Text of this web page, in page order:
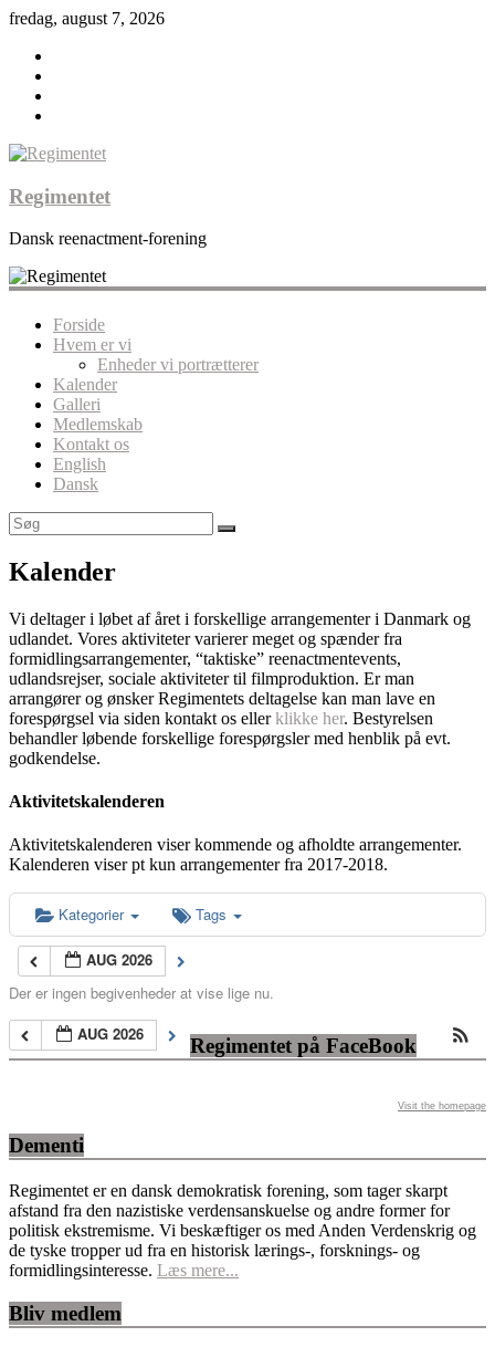
fredag, august 7, 2026
Regimentet
Dansk reenactment-forening
Forside
Hvem er vi
Enheder vi portrætterer
Kalender
Galleri
Medlemskab
Kontakt os
English
Dansk
Kalender
Vi deltager i løbet af året i forskellige arrangementer i Danmark og
udlandet. Vores aktiviteter varierer meget og spænder fra
formidlingsarrangementer, “taktiske” reenactmentevents,
udlandsrejser, sociale aktiviteter til filmproduktion. Er man
arrangører og ønsker Regimentets deltagelse kan man lave en
forespørgsel via siden kontakt os ellerklikke her. Bestyrelsen
behandler løbende forskellige forespørgsler med henblik på evt.
godkendelse.
Aktivitetskalenderen
Aktivitetskalenderen viser kommende og afholdte arrangementer.
Kalenderen viser pt kun arrangementer fra 2017-2018.
Kategorier Tags
AUG 2026
Der er ingen begivenheder at vise lige nu.
AUG 2026
Regimentet på FaceBook
Visit the homepage
Dementi
Regimentet er en dansk demokratisk forening, som tager skarpt
afstand fra den nazistiske verdensanskuelse og andre former for
politisk ekstremisme. Vi beskæftiger os med Anden Verdenskrig og
de tyske tropper ud fra en historisk lærings-, forsknings- og
formidlingsinteresse. Læs mere...
Bliv medlem